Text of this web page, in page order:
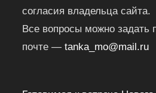
согласия владельца сайта.
Все вопросы можно задать
почте —tanka_mo@mail.ru